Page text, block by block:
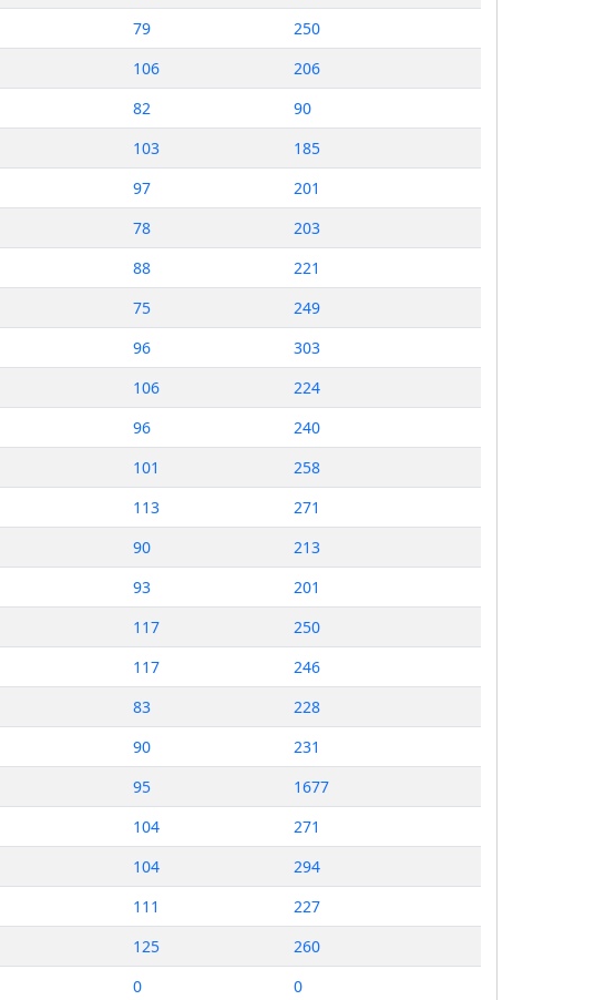
79
250
106
206
82
90
103
185
97
201
78
203
88
221
75
249
96
303
106
224
96
240
101
258
113
271
90
213
93
201
117
250
117
246
83
228
90
231
95
1677
104
271
104
294
111
227
125
260
0 0